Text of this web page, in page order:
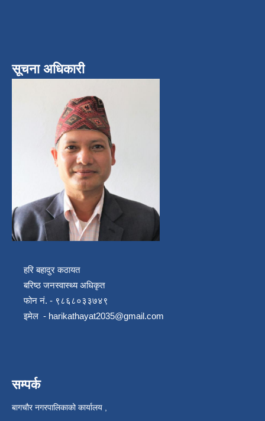
सूचना अधिकारी
हरि बहादुर कठायत
बरिष्ठ जनस्वास्थ्य अधिकृत
फोन नं. - ९८६८०३३७४९
इमेल - harikathayat2035@gmail.com
सम्पर्क
बागचौर नगरपालिकाको कार्यालय ,